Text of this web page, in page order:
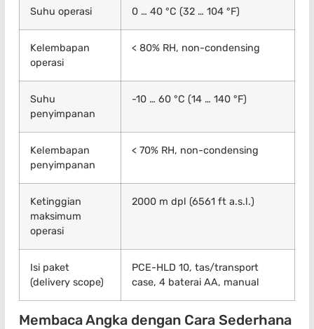
Suhu operasi 0 … 40 °C (32 … 104 °F)
Kelembapan
operasi
< 80% RH, non-condensing
Suhu
penyimpanan
-10 … 60 °C (14 … 140 °F)
Kelembapan
penyimpanan
< 70% RH, non-condensing
Ketinggian
maksimum
operasi
2000 m dpl (6561 ft a.s.l.)
Isi paket
(delivery scope)
PCE-HLD 10, tas/transport
case, 4 baterai AA, manual
Membaca Angka dengan Cara Sederhana